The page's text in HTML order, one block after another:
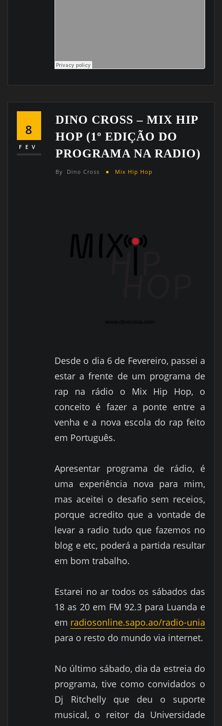
8
FEV
DINO CROSS – MIX HIP
HOP (1º EDIÇÃO DO
PROGRAMA NA RADIO)
By Dino Cross Mix Hip Hop
Desde o dia 6 de Fevereiro, passei a
estar a frente de um programa de
rap na rádio o Mix Hip Hop, o
conceito é fazer a ponte entre a
venha e a nova escola do rap feito
em Português.
Apresentar programa de rádio, é
uma experiência nova para mim,
mas aceitei o desafio sem receios,
porque acredito que a vontade de
levar a radio tudo que fazemos no
blog e etc, poderá a partida resultar
em bom trabalho.
Estarei no ar todos os sábados das
18 as 20 em FM 92.3 para Luanda e
em radiosonline.sapo.ao/radio-unia
para o resto do mundo via internet.
No último sábado, dia da estreia do
programa, tive como convidados o
Dj Ritchelly que deu o suporte
musical, o reitor da Universidade